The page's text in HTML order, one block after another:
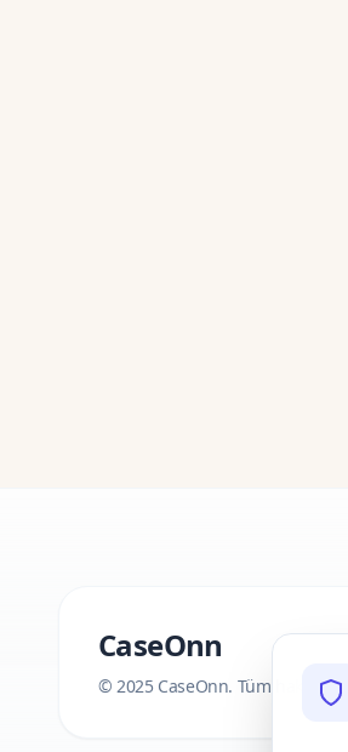
CaseOnn
© 2025 CaseOnn. Tüm hakları